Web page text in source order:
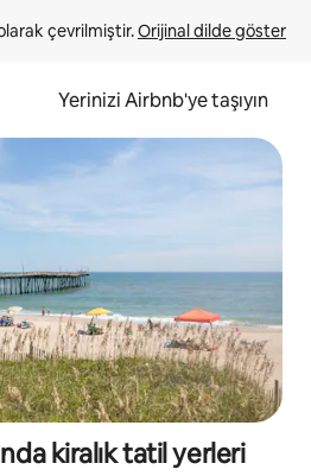
çevrilmiştir. Orijinal dilde göster
Yerinizi Airbnb'ye taşıyın
kiralık tatil yerleri